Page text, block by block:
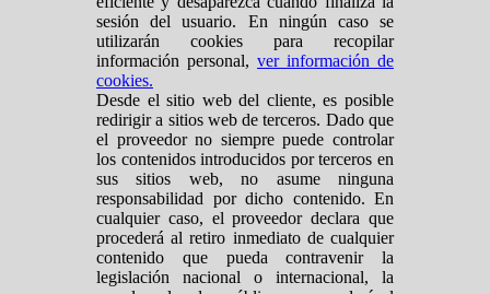
sesión del usuario. En ningún caso se
utilizarán cookies para recopilar
información personal, ver información de
cookies.
Desde el sitio web del cliente, es posible
redirigir a sitios web de terceros. Dado que
el proveedor no siempre puede controlar
los contenidos introducidos por terceros en
sus sitios web, no asume ninguna
responsabilidad por dicho contenido. En
cualquier caso, el proveedor declara que
procederá al retiro inmediato de cualquier
contenido que pueda contravenir la
legislación nacional o internacional, la